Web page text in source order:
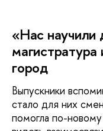
«Нас научили
магистратура
город
Выпускники
стало для них
помогла по-новому